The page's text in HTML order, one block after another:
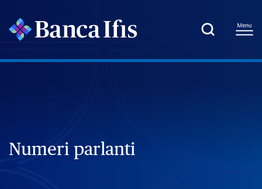
Numeri parlanti